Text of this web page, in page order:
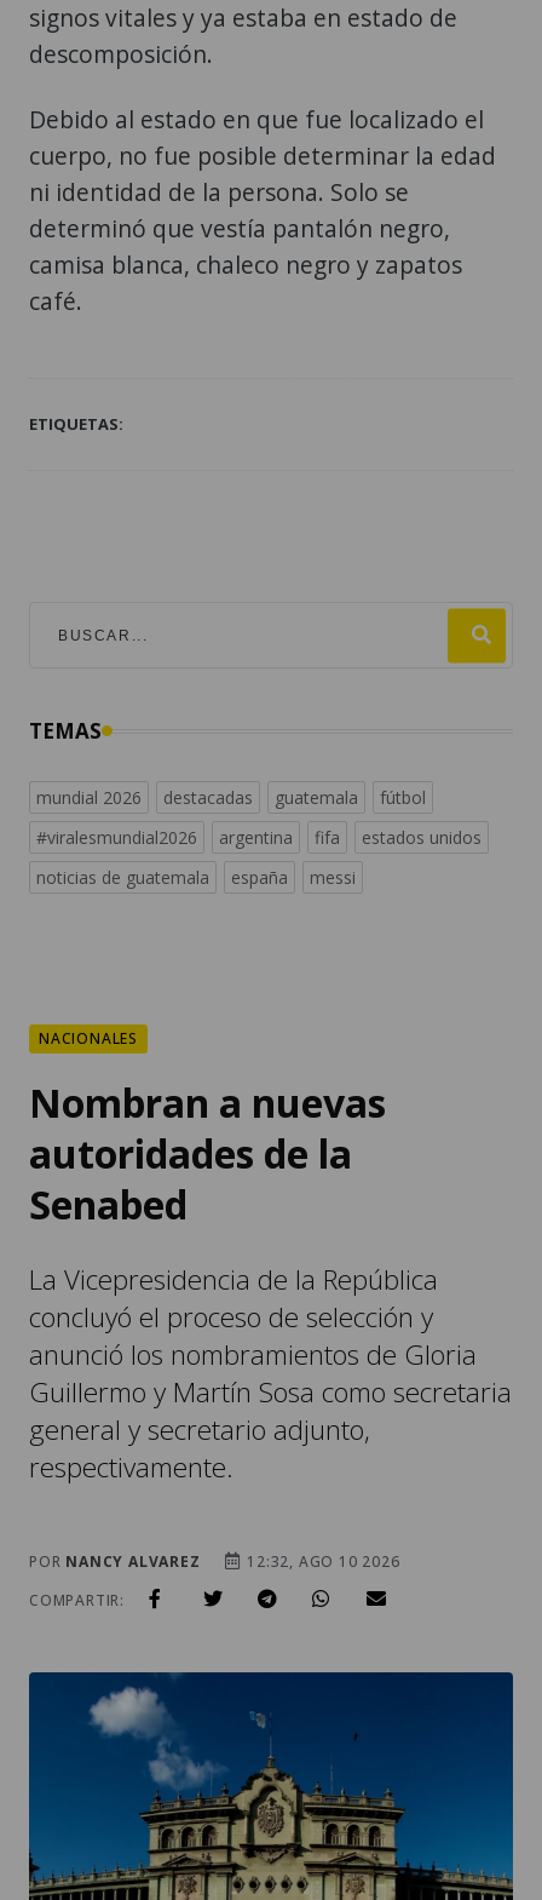
signos vitales y ya estaba en estado de
descomposición.
Debido al estado en que fue localizado el
cuerpo, no fue posible determinar la edad
ni identidad de la persona. Solo se
determinó que vestía pantalón negro,
camisa blanca, chaleco negro y zapatos
café.
ETIQUETAS:
TEMAS
mundial 2026 destacadas guatemala
fútbol
#viralesmundial2026
argentina fifa
estados unidos
noticias de guatemala
españa messi
NACIONALES
Nombran a nuevas
autoridades de la
Senabed
La Vicepresidencia de la República
concluyó el proceso de selección y
anunció los nombramientos de Gloria
Guillermo y Martín Sosa como secretaria
general y secretario adjunto,
respectivamente.
POR NANCY ALVAREZ
12:32, AGO 10 2026
COMPARTIR: